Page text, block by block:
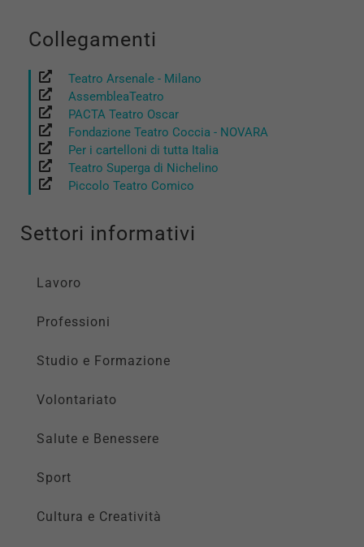
Collegamenti
Teatro Arsenale - Milano
AssembleaTeatro
PACTA Teatro Oscar
Fondazione Teatro Coccia - NOVARA
Per i cartelloni di tutta Italia
Teatro Superga di Nichelino
Piccolo Teatro Comico
Settori informativi
Lavoro
Professioni
Studio e Formazione
Volontariato
Salute e Benessere
Sport
Cultura e Creatività